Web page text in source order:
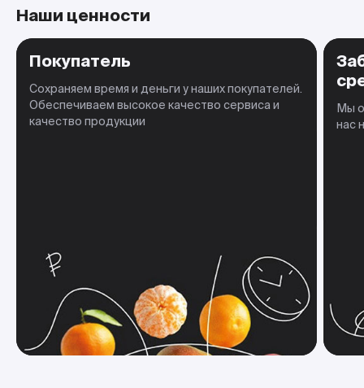
Наши ценности
Покупатель
Сохраняем время и деньги у наших покупателей.
Обеспечиваем высокое качество сервиса и
качество продукции
Мы
нас